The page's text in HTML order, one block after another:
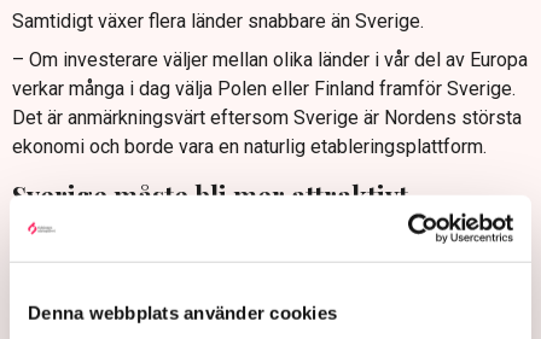
Denna webbplats använder cookies
Samtidigt växer flera länder snabbare än Sverige.
– Om investerare väljer mellan olika länder i vår del av Europa
verkar många i dag välja Polen eller Finland framför Sverige.
Det är anmärkningsvärt eftersom Sverige är Nordens största
ekonomi och borde vara en naturlig etableringsplattform.
Sverige måste bli mer attraktivt
Magnus Kuchler lyfter fram förutsägbarhet som en av de
viktigaste faktorerna för att locka investeringar.
– Direktinvesteringar handlar om långsiktiga beslut. Då